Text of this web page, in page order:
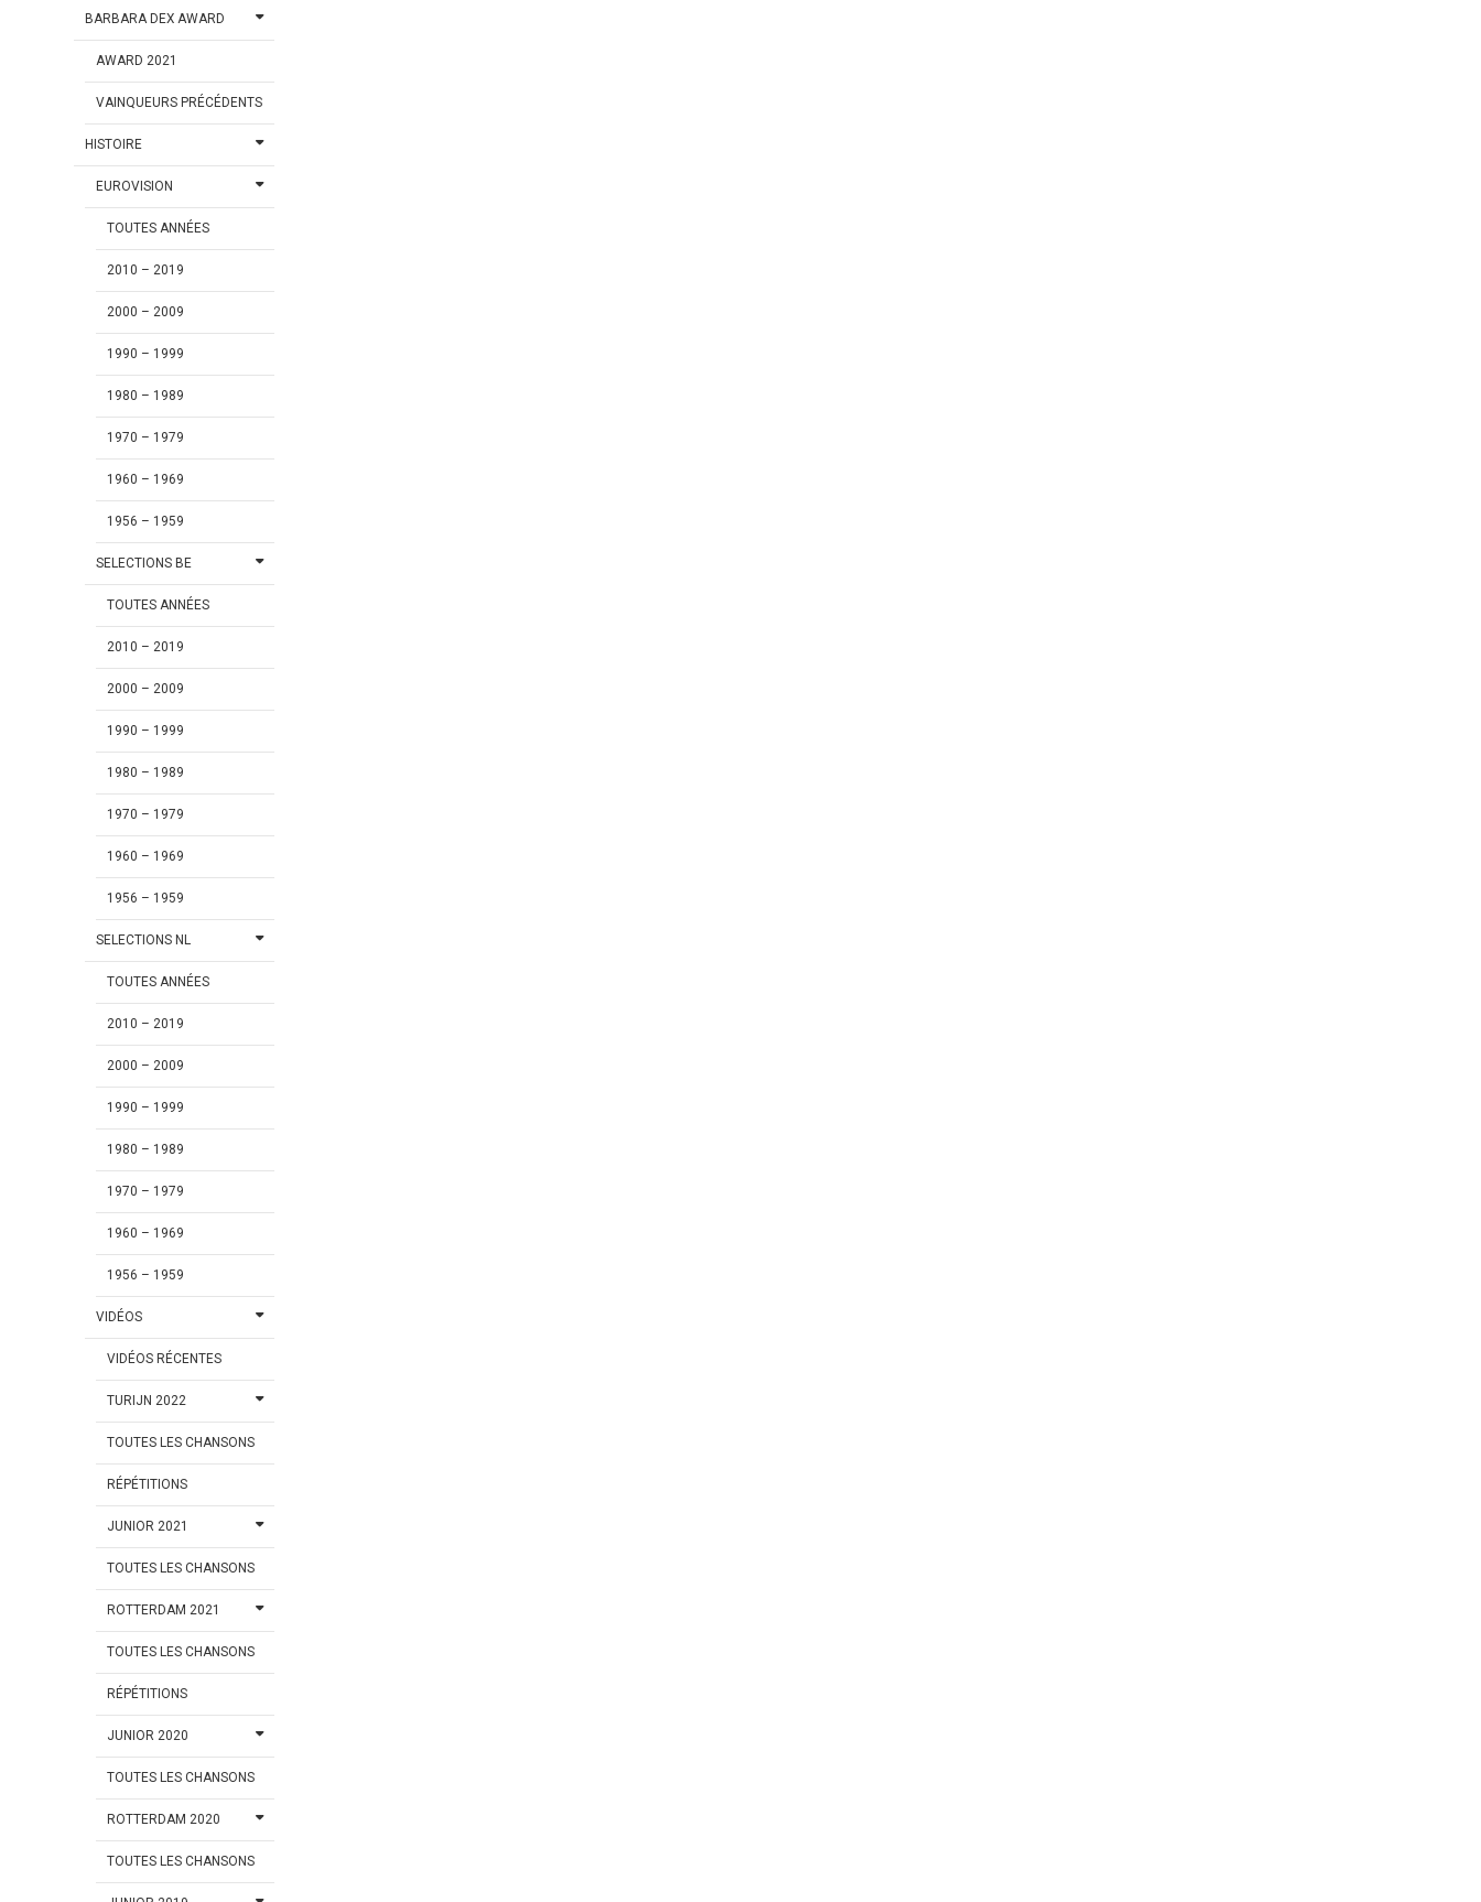
BARBARA DEX AWARD
AWARD 2021
VAINQUEURS PRÉCÉDENTS
HISTOIRE
EUROVISION
TOUTES ANNÉES
2010 – 2019
2000 – 2009
1990 – 1999
1980 – 1989
1970 – 1979
1960 – 1969
1956 – 1959
SELECTIONS BE
TOUTES ANNÉES
2010 – 2019
2000 – 2009
1990 – 1999
1980 – 1989
1970 – 1979
1960 – 1969
1956 – 1959
SELECTIONS NL
TOUTES ANNÉES
2010 – 2019
2000 – 2009
1990 – 1999
1980 – 1989
1970 – 1979
1960 – 1969
1956 – 1959
VIDÉOS
VIDÉOS RÉCENTES
TURIJN 2022
TOUTES LES CHANSONS
RÉPÉTITIONS
JUNIOR 2021
TOUTES LES CHANSONS
ROTTERDAM 2021
TOUTES LES CHANSONS
RÉPÉTITIONS
JUNIOR 2020
TOUTES LES CHANSONS
ROTTERDAM 2020
TOUTES LES CHANSONS